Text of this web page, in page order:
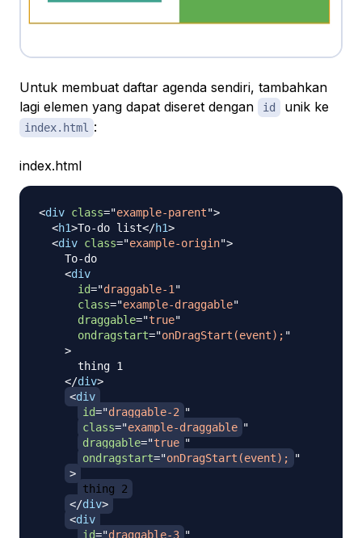
Untuk membuat daftar agenda sendiri, tambahkan
lagi elemen yang dapat diseret dengan
id unik ke
index.html :
index.html
<div class="example-parent">
<h1>To-do list</h1>
<div class="example-origin">
    To-do
<div
id="draggable-1 "
class="example-draggable"
draggable="true"
ondragstart="onDragStart(event); "
>
      thing 1
</div>
<div
id="draggable-2 "
class="example-draggable "
draggable="true "
ondragstart="onDragStart(event);
"
>
thing 2
</div>
<div
id="draggable-3 "